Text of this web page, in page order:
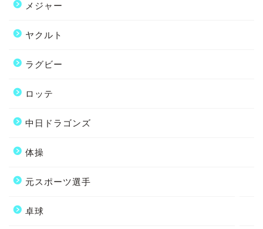
メジャー
ヤクルト
ラグビー
ロッテ
中日ドラゴンズ
体操
元スポーツ選手
卓球